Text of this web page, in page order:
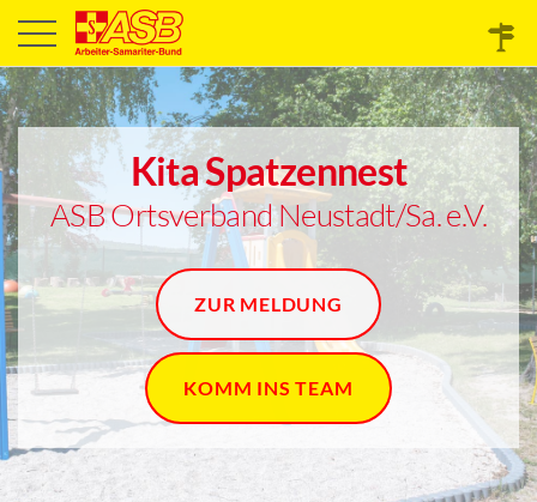
Kita Spatzennest
ASB Ortsverband Neustadt/Sa. e.V.
ZUR MELDUNG
KOMM INS TEAM